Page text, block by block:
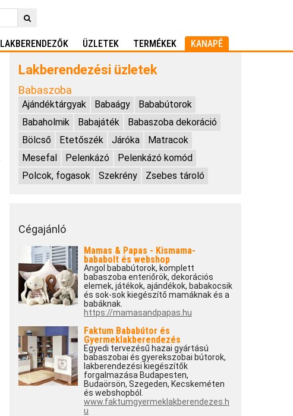
LAKBERENDEZŐK ÜZLETEK TERMÉKEK KANAPÉ
Lakberendezési üzletek
Babaszoba
Ajándéktárgyak Babaágy
Bababútorok
Babaholmik
Babajáték
Babaszoba dekoráció
Bölcső
Etetőszék Járóka
Matracok
Mesefal
Pelenkázó
Pelenkázó komód
Polcok, fogasok
Szekrény Zsebes tároló
Cégajánló
Mamas & Papas - Kismama-
bababolt és webshop
Angol bababútorok, komplett
babaszoba enteriőrök, dekorációs
elemek, játékok, ajándékok, babakocsik
és sok-sok kiegészítő mamáknak és a
babáknak.
https://mamasandpapas.hu
Faktum Bababútor és
Gyermeklakberendezés
Egyedi tervezésű hazai gyártású
babaszobai és gyerekszobai bútorok,
lakberendezési kiegészítők
forgalmazása Budapesten,
Budaörsön, Szegeden, Kecskeméten
és webshopból.
www.faktumgyermeklakberendezes.h
u